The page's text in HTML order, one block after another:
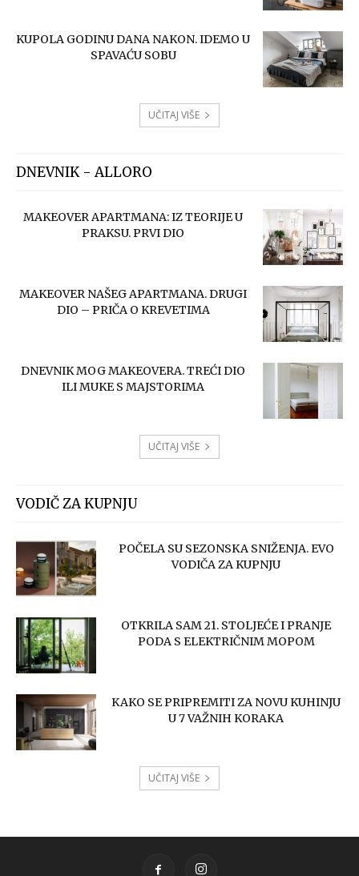
KUPOLA GODINU DANA NAKON. IDEMO U
SPAVAĆU SOBU
UČITAJ VIŠE
DNEVNIK - ALLORO
MAKEOVER APARTMANA: IZ TEORIJE U
PRAKSU. PRVI DIO
MAKEOVER NAŠEG APARTMANA. DRUGI
DIO – PRIČA O KREVETIMA
DNEVNIK MOG MAKEOVERA. TREĆI DIO
ILI MUKE S MAJSTORIMA
UČITAJ VIŠE
VODIČ ZA KUPNJU
POČELA SU SEZONSKA SNIŽENJA. EVO
VODIČA ZA KUPNJU
OTKRILA SAM 21. STOLJEĆE I PRANJE
PODA S ELEKTRIČNIM MOPOM
KAKO SE PRIPREMITI ZA NOVU KUHINJU
U 7 VAŽNIH KORAKA
UČITAJ VIŠE